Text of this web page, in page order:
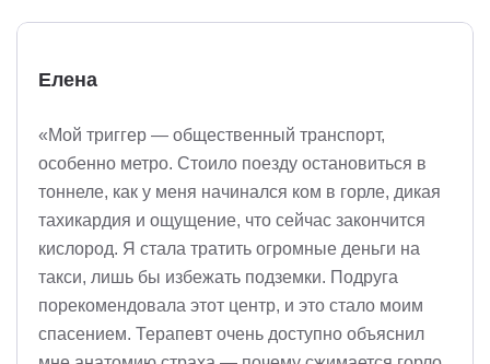
Елена
«Мой триггер — общественный транспорт,
особенно метро. Стоило поезду остановиться в
тоннеле, как у меня начинался ком в горле, дикая
тахикардия и ощущение, что сейчас закончится
кислород. Я стала тратить огромные деньги на
такси, лишь бы избежать подземки. Подруга
порекомендовала этот центр, и это стало моим
спасением. Терапевт очень доступно объяснил